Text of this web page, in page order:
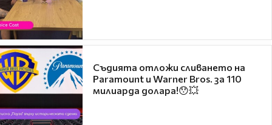
Съдията отложи сливането на
Paramount и Warner Bros. за 110
милиарда долара!😯💥